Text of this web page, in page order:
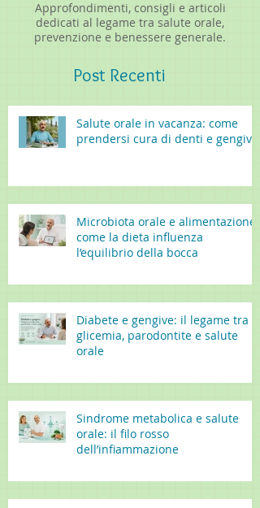
Approfondimenti, consigli e articoli
dedicati al legame tra salute orale,
prevenzione e benessere generale.
Post Recenti
Salute orale in vacanza: come
prendersi cura di denti e gengive
Microbiota orale e alimentazione:
come la dieta influenza
l’equilibrio della bocca
Diabete e gengive: il legame tra
glicemia, parodontite e salute
orale
Sindrome metabolica e salute
orale: il filo rosso
dell’infiammazione